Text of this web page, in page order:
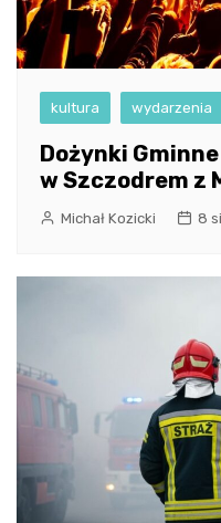
kultura wydarzenia
Dożynki
w Szczodrem z
Michał Kozicki 8